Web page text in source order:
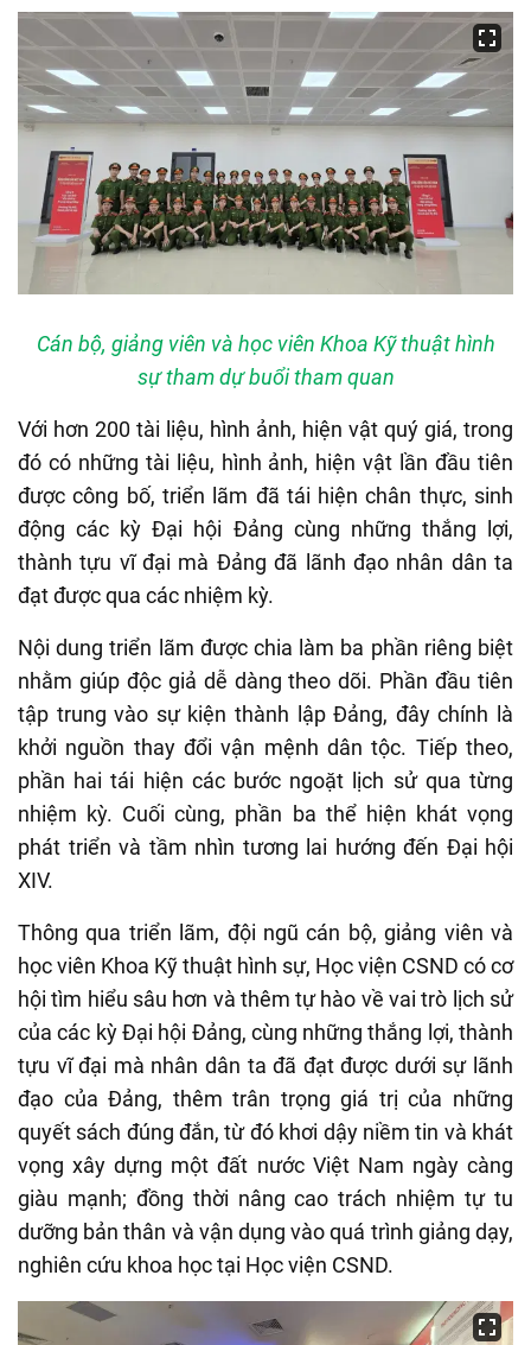
Cán bộ, giảng viên và học viên Khoa Kỹ thuật hình
sự tham dự buổi tham quan
Với hơn 200 tài liệu, hình ảnh, hiện vật quý giá, trong
đó có những tài liệu, hình ảnh, hiện vật lần đầu tiên
được công bố, triển lãm đã tái hiện chân thực, sinh
động các kỳ Đại hội Đảng cùng những thắng lợi,
thành tựu vĩ đại mà Đảng đã lãnh đạo nhân dân ta
đạt được qua các nhiệm kỳ.
Nội dung triển lãm được chia làm ba phần riêng biệt
nhằm giúp độc giả dễ dàng theo dõi. Phần đầu tiên
tập trung vào sự kiện thành lập Đảng, đây chính là
khởi nguồn thay đổi vận mệnh dân tộc. Tiếp theo,
phần hai tái hiện các bước ngoặt lịch sử qua từng
nhiệm kỳ. Cuối cùng, phần ba thể hiện khát vọng
phát triển và tầm nhìn tương lai hướng đến Đại hội
XIV.
Thông qua triển lãm, đội ngũ cán bộ, giảng viên và
học viên Khoa Kỹ thuật hình sự, Học viện CSND có cơ
hội tìm hiểu sâu hơn và thêm tự hào về vai trò lịch sử
của các kỳ Đại hội Đảng, cùng những thắng lợi, thành
tựu vĩ đại mà nhân dân ta đã đạt được dưới sự lãnh
đạo của Đảng, thêm trân trọng giá trị của những
quyết sách đúng đắn, từ đó khơi dậy niềm tin và khát
vọng xây dựng một đất nước Việt Nam ngày càng
giàu mạnh; đồng thời nâng cao trách nhiệm tự tu
dưỡng bản thân và vận dụng vào quá trình giảng dạy,
nghiên cứu khoa học tại Học viện CSND.